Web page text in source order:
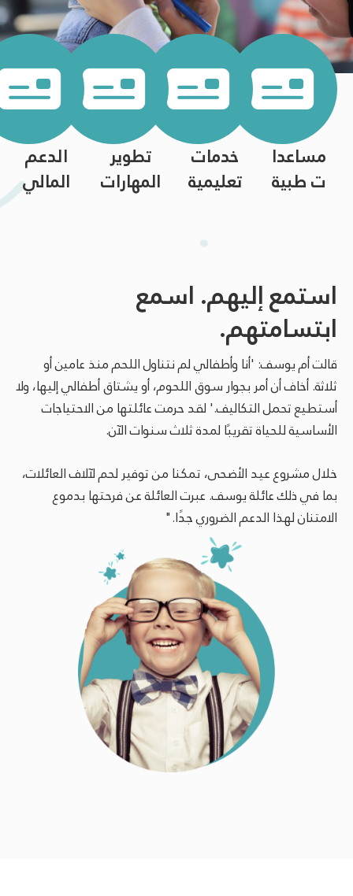
مساعدا
ت طبية
خدمات
تعليمية
تطوير
المهارات
الدعم
المالي
استمع إليهم. اسمع
ابتسامتهم.
قالت أم يوسف: 'أنا وأطفالي لم نتناول اللحم منذ عامين أو
ثلاثة. أخاف أن أمر بجوار سوق اللحوم، أو يشتاق أطفالي إليها، ولا
أستطيع تحمل التكاليف.' لقد حرمت عائلتها من الاحتياجات
الأساسية للحياة تقريبًا لمدة ثلاث سنوات الآن.
خلال مشروع عيد الأضحى، تمكنا من توفير لحم لآلاف العائلات،
بما في ذلك عائلة يوسف. عبرت العائلة عن فرحتها بدموع
الامتنان لهذا الدعم الضروري جدًا."